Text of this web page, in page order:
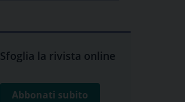
Sfoglia la rivista online
Abbonati subito